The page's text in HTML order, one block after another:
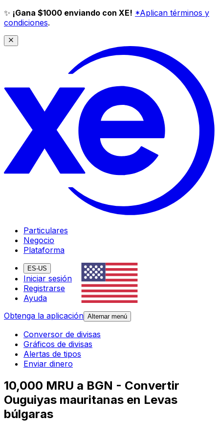
✨ ¡Gana $1000 enviando con XE! *Aplican términos y
condiciones.
Particulares
Negocio
Plataforma
ES-US
Iniciar sesión
Registrarse
Ayuda
Obtenga la aplicación Alternar menú
Conversor de divisas
Gráficos de divisas
Alertas de tipos
Enviar dinero
10,000 MRU a BGN - Convertir
Ouguiyas mauritanas en Levas
búlgaras